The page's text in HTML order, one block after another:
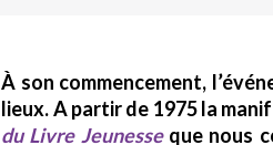
À son commencement,
lieux. A partir de 1975 la
du Livre Jeunesseque nous